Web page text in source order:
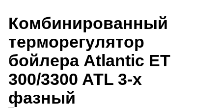
Комбинированный
терморегулятор
бойлера Atlantic ET
300/3300 ATL 3-х
фазный